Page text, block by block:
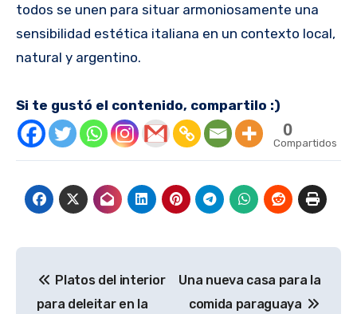
todos se unen para situar armoniosamente una
sensibilidad estética italiana en un contexto local,
natural y argentino.
Si te gustó el contenido, compartilo :)
0
Compartidos
de
Platos del interior
para deleitar en la
Una nueva casa para la
comida paraguaya